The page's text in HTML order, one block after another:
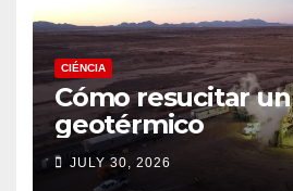
CIÉNCIA
Cómo resucitar
geotérmico
JULY 30, 2026